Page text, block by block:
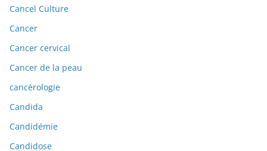
Cancel Culture
Cancer
Cancer cervical
Cancer de la peau
cancérologie
Candida
Candidémie
Candidose